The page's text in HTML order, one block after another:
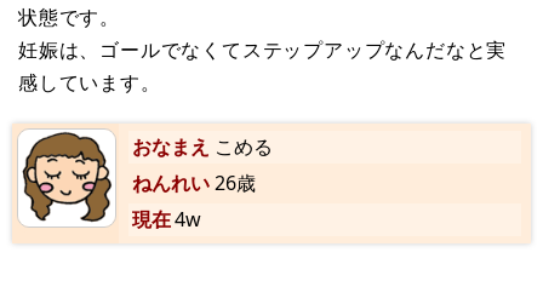
状態です。
妊娠は、ゴールでなくてステップアップなんだなと実
感しています。
おなまえ こめる
ねんれい26歳
現在4w